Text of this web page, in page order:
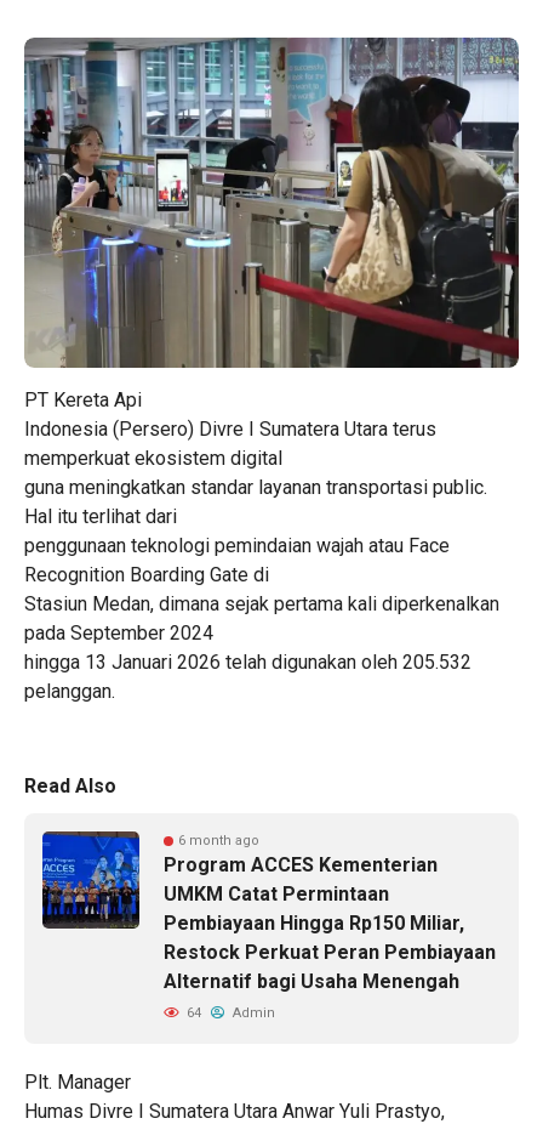
PT Kereta Api
Indonesia (Persero) Divre I Sumatera Utara terus
memperkuat ekosistem digital
guna meningkatkan standar layanan transportasi public.
Hal itu terlihat dari
penggunaan teknologi pemindaian wajah atau Face
Recognition Boarding Gate di
Stasiun Medan, dimana sejak pertama kali diperkenalkan
pada September 2024
hingga 13 Januari 2026 telah digunakan oleh 205.532
pelanggan.
Read Also
6 month ago
Program ACCES Kementerian
UMKM Catat Permintaan
Pembiayaan Hingga Rp150 Miliar,
Restock Perkuat Peran Pembiayaan
Alternatif bagi Usaha Menengah
64 Admin
Plt. Manager
Humas Divre I Sumatera Utara Anwar Yuli Prastyo,